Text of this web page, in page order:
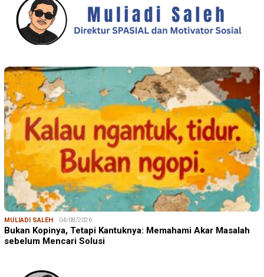
MULIADI SALEH 04/08/2026
Bukan Kopinya, Tetapi Kantuknya: Memahami Akar Masalah
sebelum Mencari Solusi